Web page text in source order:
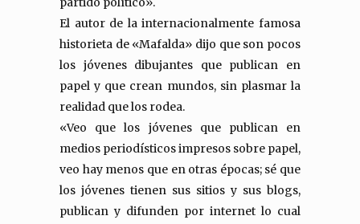
El autor de la internacionalmente famosa
historieta de «Mafalda» dijo que son pocos
los jóvenes dibujantes que publican en
papel y que crean mundos, sin plasmar la
realidad que los rodea.
«Veo que los jóvenes que publican en
medios periodísticos impresos sobre papel,
veo hay menos que en otras épocas; sé que
los jóvenes tienen sus sitios y sus blogs,
publican y difunden por internet lo cual